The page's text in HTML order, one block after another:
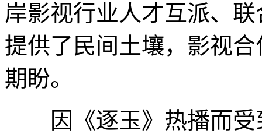
岸影视行业人才互派、
提供了民间土壤，影视
期盼。
因《逐玉》热播而受